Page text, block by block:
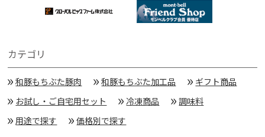
カテゴリ
和豚もちぶた豚肉 和豚もちぶた加工品
ギフト商品
お試し・ご自宅用セット
冷凍商品
調味料
用途で探す
価格別で探す